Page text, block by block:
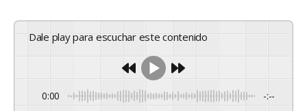
Dale play para escuchar este contenido
0:00 -:--